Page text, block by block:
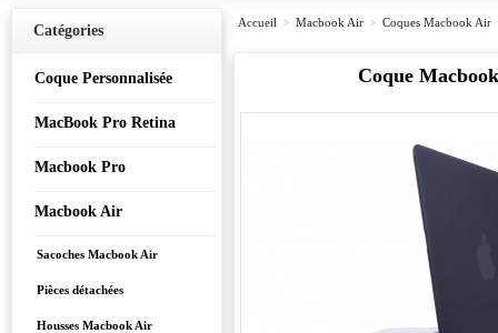
Catégories
Coque Personnalisée
MacBook Pro Retina
Macbook Pro
Macbook Air
Sacoches Macbook Air
Pièces détachées
Housses Macbook Air
Accueil > Macbook Air > Coques Macbook Air
Coque